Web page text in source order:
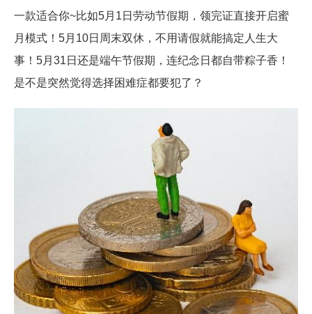
一款适合你~比如5月1日劳动节假期，领完证直接开启蜜
月模式！5月10日周末双休，不用请假就能搞定人生大
事！5月31日还是端午节假期，连纪念日都自带粽子香！
是不是突然觉得选择困难症都要犯了？